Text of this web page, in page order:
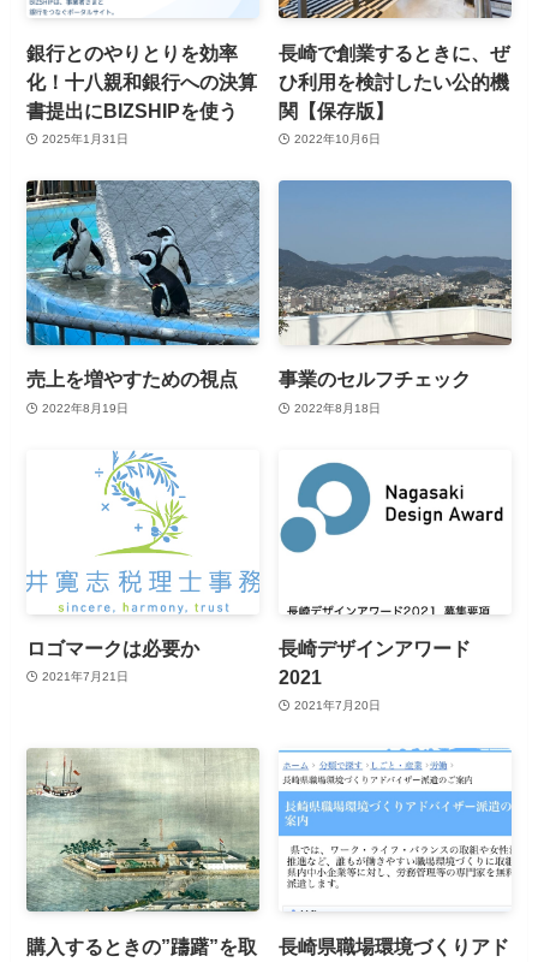
銀行とのやりとりを効率
化！十八親和銀行への決算
書提出にBIZSHIPを使う
2025年1月31日
長崎で創業するときに、ぜ
ひ利用を検討したい公的機
関【保存版】
2022年10月6日
売上を増やすための視点
2022年8月19日
事業のセルフチェック
2022年8月18日
ロゴマークは必要か
2021年7月21日
長崎デザインアワード
2021
2021年7月20日
購入するときの”躊躇”を取
長崎県職場環境づくりアド